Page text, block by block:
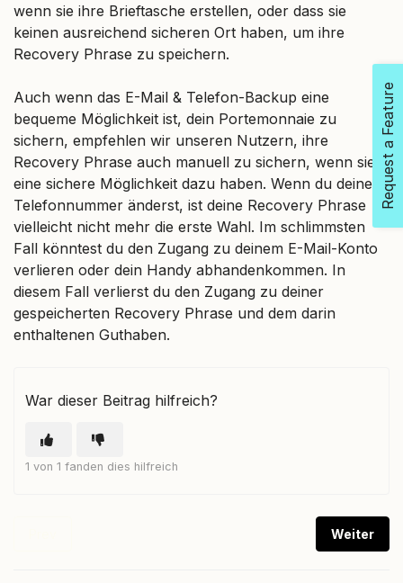
wenn sie ihre Brieftasche erstellen, oder dass sie
keinen ausreichend sicheren Ort haben, um ihre
Recovery Phrase zu speichern.
Auch wenn das E-Mail & Telefon-Backup eine
bequeme Möglichkeit ist, dein Portemonnaie zu
sichern, empfehlen wir unseren Nutzern, ihre
Recovery Phrase auch manuell zu sichern, wenn sie
eine sichere Möglichkeit dazu haben. Wenn du deine
Telefonnummer änderst, ist deine Recovery Phrase
vielleicht nicht mehr die erste Wahl. Im schlimmsten
Fall könntest du den Zugang zu deinem E-Mail-Konto
verlieren oder dein Handy abhandenkommen. In
diesem Fall verlierst du den Zugang zu deiner
gespeicherten Recovery Phrase und dem darin
enthaltenen Guthaben.
War dieser Beitrag hilfreich?
1 von 1 fanden dies hilfreich
Weiter
Request a Feature